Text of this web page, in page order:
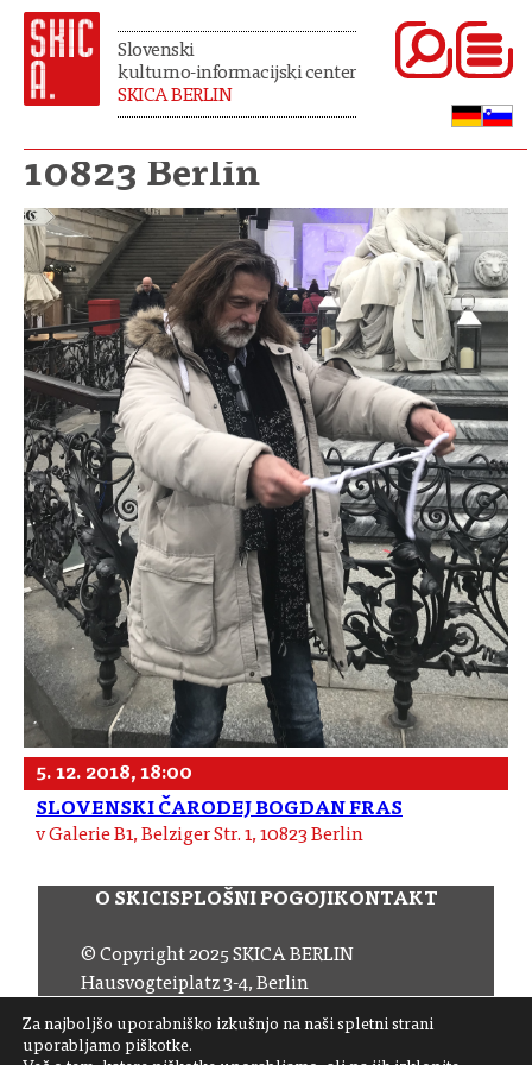
Slovenski
kulturno-informacijski center
SKICA BERLIN
10823 Berlin
5. 12. 2018, 18:00
SLOVENSKI ČARODEJ BOGDAN FRAS
v Galerie B1, Belziger Str. 1, 10823 Berlin
Za najboljšo uporabniško izkušnjo na naši spletni strani
uporabljamo piškotke.
O SKICISPLOŠNI POGOJIKONTAKT
© Copyright 2025 SKICA BERLIN
Hausvogteiplatz 3-4, Berlin
Tel:+49 30 206 145 57